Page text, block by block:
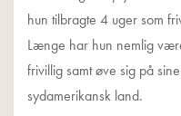
hun tilbragte 4 uger som
Længe har hun nemlig
frivillig samt øve sig på
sydamerikansk land.